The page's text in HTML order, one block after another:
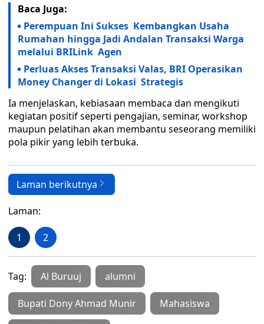
Baca Juga:
Perempuan Ini Sukses Kembangkan Usaha
Rumahan hingga Jadi Andalan Transaksi Warga
melalui BRILink Agen
Perluas Akses Transaksi Valas, BRI Operasikan
Money Changer di Lokasi Strategis
Ia menjelaskan, kebiasaan membaca dan mengikuti
kegiatan positif seperti pengajian, seminar, workshop
maupun pelatihan akan membantu seseorang memiliki
pola pikir yang lebih terbuka.
Laman berikutnya
Laman:
1 2
Tag: Al Buruuj alumni
Bupati Dony Ahmad Munir Mahasiswa